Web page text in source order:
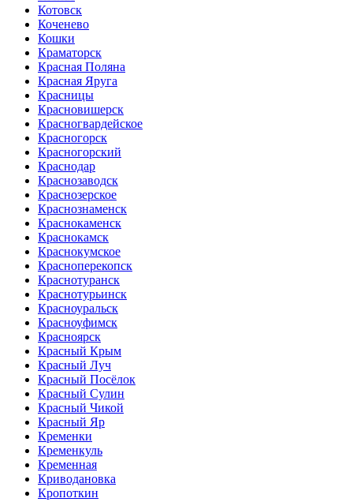
Котовск
Коченево
Кошки
Краматорск
Красная Поляна
Красная Яруга
Красницы
Красновишерск
Красногвардейское
Красногорск
Красногорский
Краснодар
Краснозаводск
Краснозерское
Краснознаменск
Краснокаменск
Краснокамск
Краснокумское
Красноперекопск
Краснотуранск
Краснотурьинск
Красноуральск
Красноуфимск
Красноярск
Красный Крым
Красный Луч
Красный Посёлок
Красный Сулин
Красный Чикой
Красный Яр
Кременки
Кременкуль
Кременная
Криводановка
Кропоткин